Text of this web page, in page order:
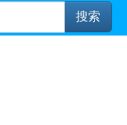
搜索